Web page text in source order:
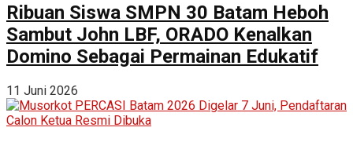
Ribuan Siswa SMPN 30 Batam Heboh
Sambut John LBF, ORADO Kenalkan
Domino Sebagai Permainan Edukatif
11 Juni 2026